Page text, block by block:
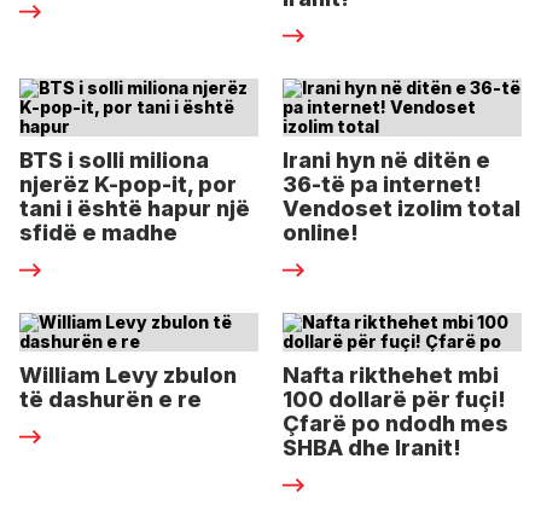
BTS i solli miliona
njerëz K-pop-it, por
tani i është hapur një
sfidë e madhe
Irani hyn në ditën e
36-të pa internet!
Vendoset izolim total
online!
William Levy zbulon
të dashurën e re
Nafta rikthehet mbi
100 dollarë për fuçi!
Çfarë po ndodh mes
SHBA dhe Iranit!